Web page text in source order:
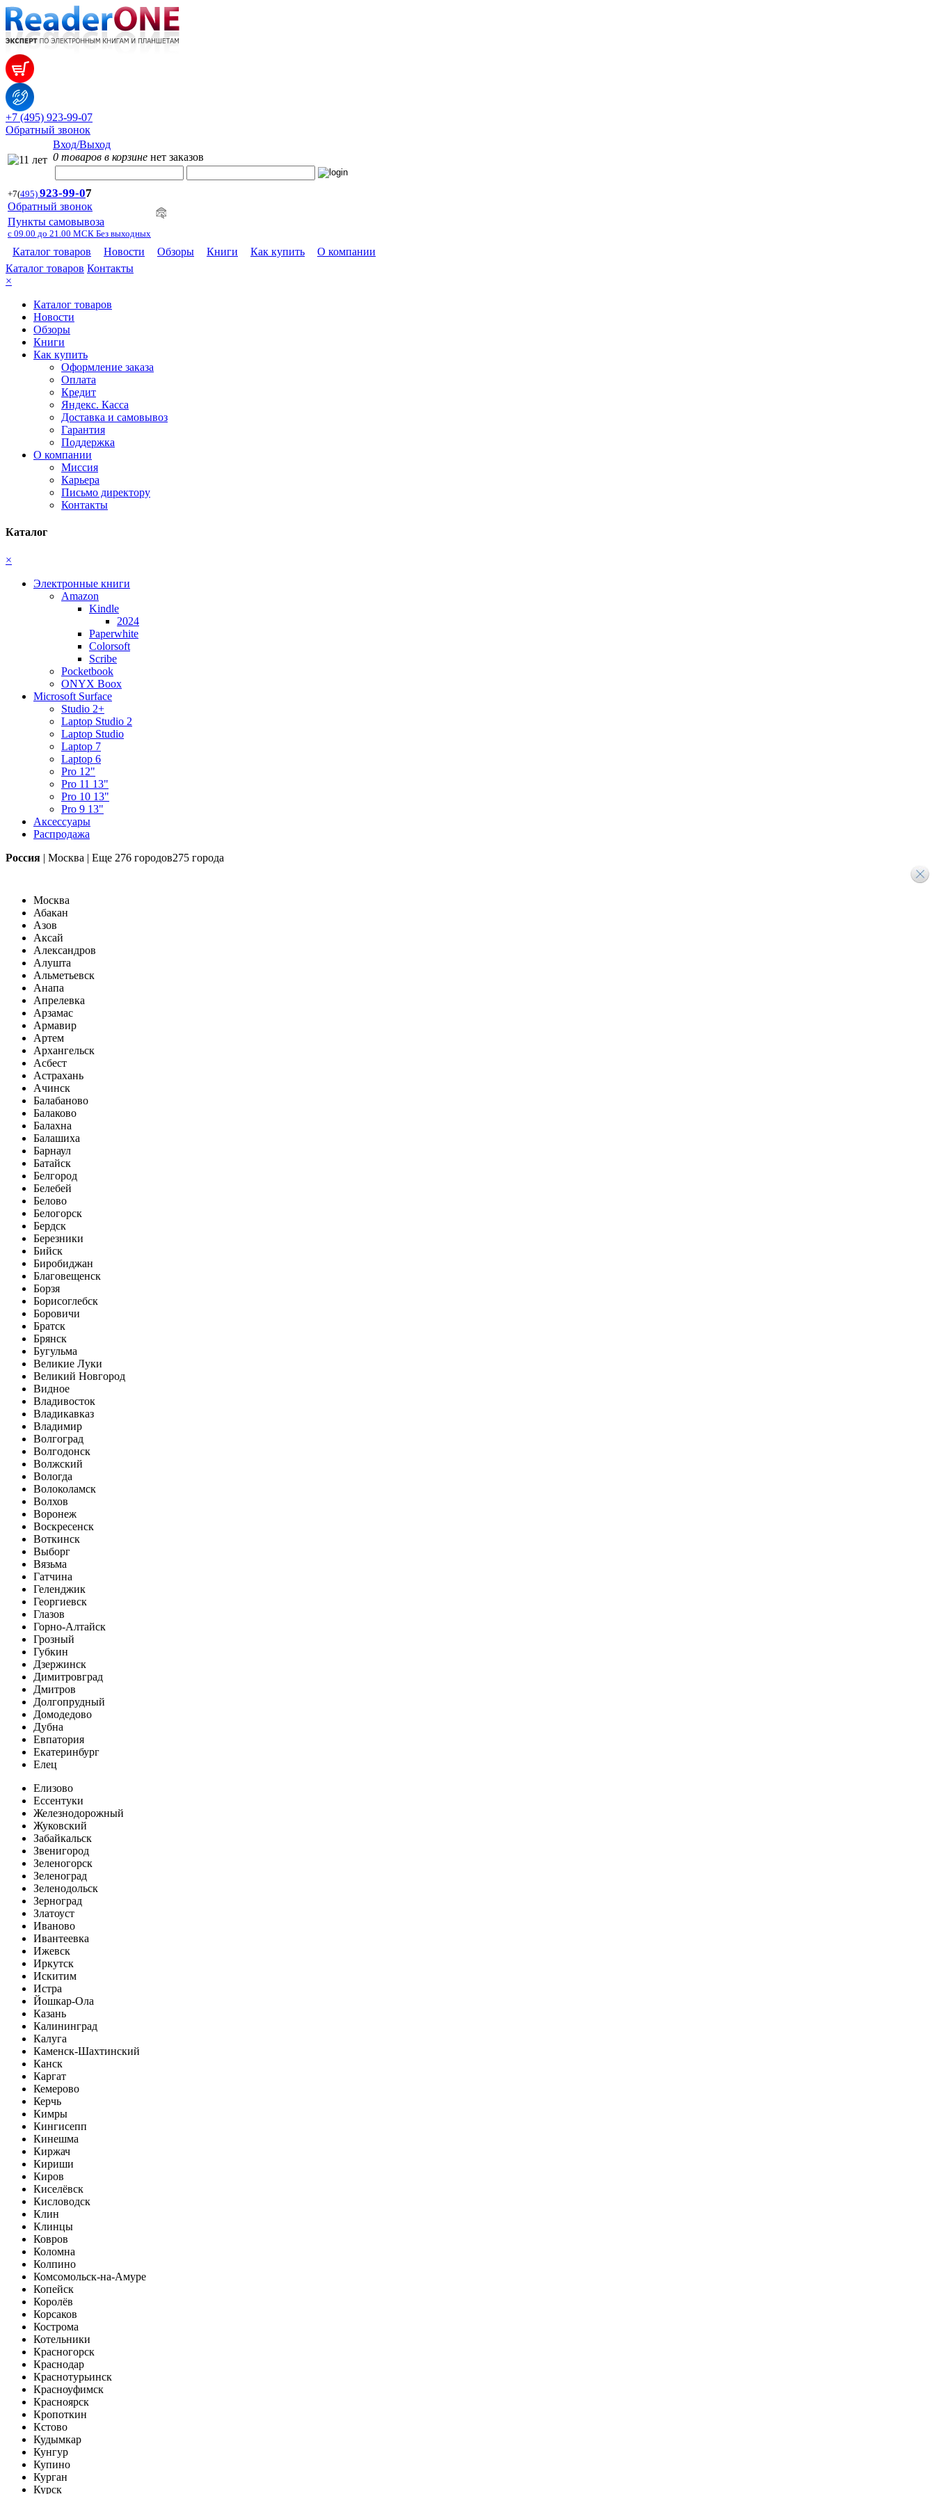
+7 (495) 923-99-07
Обратный звонок
Вход/Выход
0 товаров в корзине нет заказов
+7(495) 923-99-07
Обратный звонок
Пункты самовывоза
с 09.00 до 21.00 МСК Без выходных
Каталог товаров Новости Обзоры Книги Как купить
О компании
Каталог товаров Контакты
×
Каталог товаров
Новости
Обзоры
Книги
Как купить
Оформление заказа
Оплата
Кредит
Яндекс. Касса
Доставка и самовывоз
Гарантия
Поддержка
О компании
Миссия
Карьера
Письмо директору
Контакты
Каталог
×
Электронные книги
Amazon
Kindle
2024
Paperwhite
Colorsoft
Scribe
Pocketbook
ONYX Boox
Microsoft Surface
Studio 2+
Laptop Studio 2
Laptop Studio
Laptop 7
Laptop 6
Pro 12"
Pro 11 13"
Pro 10 13"
Pro 9 13"
Аксессуары
Распродажа
Россия | Москва | Еще 276 городов275 города
Москва
Абакан
Азов
Аксай
Александров
Алушта
Альметьевск
Анапа
Апрелевка
Арзамас
Армавир
Артем
Архангельск
Асбест
Астрахань
Ачинск
Балабаново
Балаково
Балахна
Балашиха
Барнаул
Батайск
Белгород
Белебей
Белово
Белогорск
Бердск
Березники
Бийск
Биробиджан
Благовещенск
Борзя
Борисоглебск
Боровичи
Братск
Брянск
Бугульма
Великие Луки
Великий Новгород
Видное
Владивосток
Владикавказ
Владимир
Волгоград
Волгодонск
Волжский
Вологда
Волоколамск
Волхов
Воронеж
Воскресенск
Воткинск
Выборг
Вязьма
Гатчина
Геленджик
Георгиевск
Глазов
Горно-Алтайск
Грозный
Губкин
Дзержинск
Димитровград
Дмитров
Долгопрудный
Домодедово
Дубна
Евпатория
Екатеринбург
Елец
Елизово
Ессентуки
Железнодорожный
Жуковский
Забайкальск
Звенигород
Зеленогорск
Зеленоград
Зеленодольск
Зерноград
Златоуст
Иваново
Ивантеевка
Ижевск
Иркутск
Искитим
Истра
Йошкар-Ола
Казань
Калининград
Калуга
Каменск-Шахтинский
Канск
Каргат
Кемерово
Керчь
Кимры
Кингисепп
Кинешма
Киржач
Кириши
Киров
Киселёвск
Кисловодск
Клин
Клинцы
Ковров
Коломна
Колпино
Комсомольск-на-Амуре
Копейск
Королёв
Корсаков
Кострома
Котельники
Красногорск
Краснодар
Краснотурьинск
Красноуфимск
Красноярск
Кропоткин
Кстово
Кудымкар
Кунгур
Купино
Курган
Курск